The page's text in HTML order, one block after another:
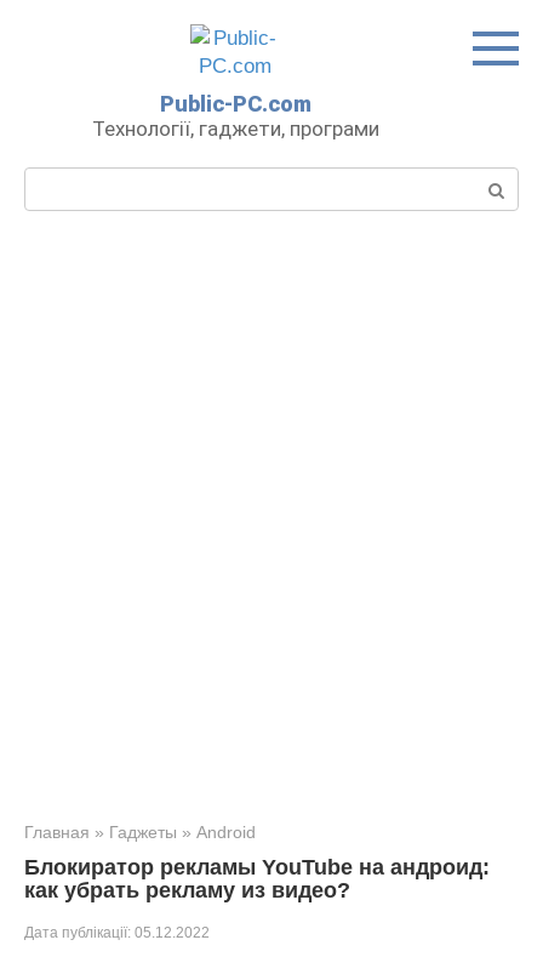
Public-PC.com
Технології, гаджети, програми
Главная » Гаджеты » Android
Блокиратор рекламы YouTube на андроид:
как убрать рекламу из видео?
Дата публікації: 05.12.2022